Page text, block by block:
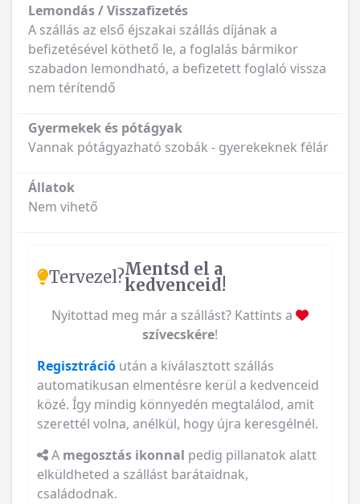
Lemondás / Visszafizetés
A szállás az első éjszakai szállás díjának a
befizetésével köthető le, a foglalás bármikor
szabadon lemondható, a befizetett foglaló vissza
nem térítendő
Gyermekek és pótágyak
Vannak pótágyazható szobák - gyerekeknek félár
Állatok
Nem vihető
Tervezel?Mentsd el a
kedvenceid!
Nyitottad meg már a szállást? Kattints a
szívecskére!
Regisztráció után a kiválasztott szállás
automatikusan elmentésre kerül a kedvenceid
közé. Így mindig könnyedén megtalálod, amit
szerettél volna, anélkül, hogy újra keresgélnél.
A megosztás ikonnal pedig pillanatok alatt
elküldheted a szállást barátaidnak,
családodnak.